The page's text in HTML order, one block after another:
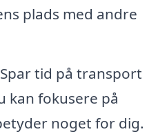
plads med andre
Spar tid på transport
kan fokusere på
noget for dig.